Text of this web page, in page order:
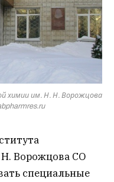
химии им. Н. Н. Ворожцова
Ворожцова СО
специальные